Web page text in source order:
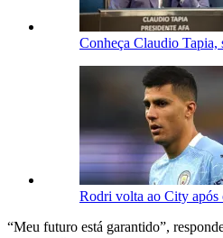
Conheça Claudio Tapia,
Rodri volta ao City após
“Meu futuro está garantido”,